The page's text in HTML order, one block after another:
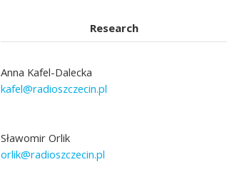
Research
Anna Kafel-Dalecka
kafel@radioszczecin.pl
Sławomir Orlik
orlik@radioszczecin.pl